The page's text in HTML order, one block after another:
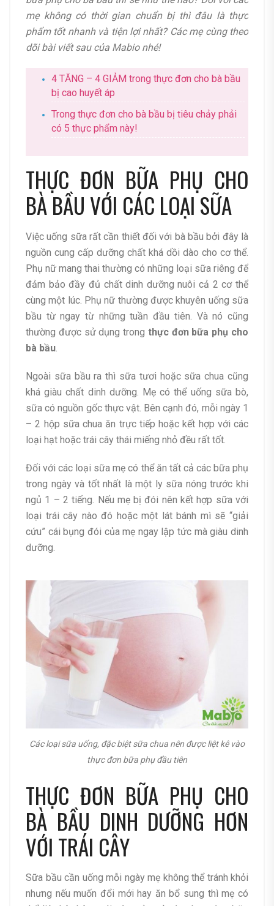
mẹ không có thời gian chuẩn bị thì đâu là thực
phẩm tốt nhanh và tiện lợi nhất? Các mẹ cùng theo
dõi bài viết sau của Mabio nhé!
4 TĂNG – 4 GIẢM trong thực đơn cho bà bầu
bị cao huyết áp
Trong thực đơn cho bà bầu bị tiêu chảy phải
có 5 thực phẩm này!
THỰC ĐƠN BỮA PHỤ CHO
BÀ BẦU VỚI CÁC LOẠI SỮA
Việc uống sữa rất cần thiết đối với bà bầu bởi đây là
nguồn cung cấp dưỡng chất khá dồi dào cho cơ thể.
Phụ nữ mang thai thường có những loại sữa riêng để
đảm bảo đầy đủ chất dinh dưỡng nuôi cả 2 cơ thể
cùng một lúc. Phụ nữ thường được khuyên uống sữa
bầu từ ngay từ những tuần đầu tiên. Và nó cũng
thường được sử dụng trong thực đơn bữa phụ cho
bà bầu
Ngoài sữa bầu ra thì sữa tươi hoặc sữa chua cũng
khá giàu chất dinh dưỡng. Mẹ có thể uống sữa bò,
sữa có nguồn gốc thực vật. Bên cạnh đó, mỗi ngày 1
– 2 hộp sữa chua ăn trực tiếp hoặc kết hợp với các
loại hạt hoặc trái cây thái miếng nhỏ đều rất tốt.
Đối với các loại sữa mẹ có thể ăn tất cả các bữa phụ
trong ngày và tốt nhất là một ly sữa nóng trước khi
ngủ 1 – 2 tiếng. Nếu mẹ bị đói nên kết hợp sữa với
loại trái cây nào đó hoặc một lát bánh mì sẽ “giải
cứu” cái bụng đói của mẹ ngay lập tức mà giàu dinh
dưỡng.
Các loại sữa uống, đặc biệt sữa chua nên được liệt kê vào
thực đơn bữa phụ đầu tiên
THỰC ĐƠN BỮA PHỤ CHO
BÀ BẦU DINH DƯỠNG HƠN
VỚI TRÁI CÂY
Sữa bầu cần uống mỗi ngày mẹ không thể tránh khỏi
nhưng nếu muốn đổi mới hay ăn bổ sung thì mẹ có